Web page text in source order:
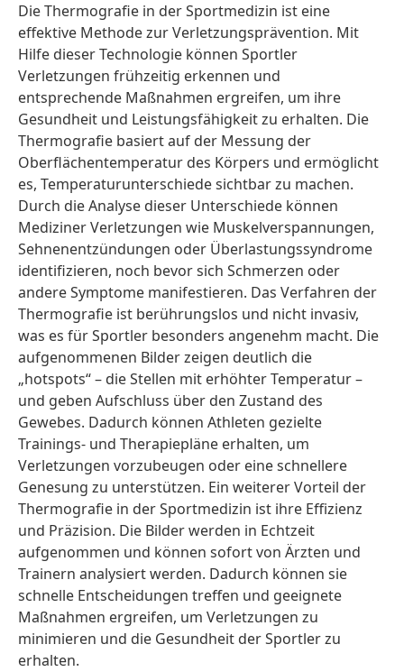
Die Thermografie in der Sportmedizin ist eine
effektive Methode zur Verletzungsprävention. Mit
Hilfe dieser Technologie können Sportler
Verletzungen frühzeitig erkennen und
entsprechende Maßnahmen ergreifen, um ihre
Gesundheit und Leistungsfähigkeit zu erhalten. Die
Thermografie basiert auf der Messung der
Oberflächentemperatur des Körpers und ermöglicht
es, Temperaturunterschiede sichtbar zu machen.
Durch die Analyse dieser Unterschiede können
Mediziner Verletzungen wie Muskelverspannungen,
Sehnenentzündungen oder Überlastungssyndrome
identifizieren, noch bevor sich Schmerzen oder
andere Symptome manifestieren. Das Verfahren der
Thermografie ist berührungslos und nicht invasiv,
was es für Sportler besonders angenehm macht. Die
aufgenommenen Bilder zeigen deutlich die
„hotspots“ – die Stellen mit erhöhter Temperatur –
und geben Aufschluss über den Zustand des
Gewebes. Dadurch können Athleten gezielte
Trainings- und Therapiepläne erhalten, um
Verletzungen vorzubeugen oder eine schnellere
Genesung zu unterstützen. Ein weiterer Vorteil der
Thermografie in der Sportmedizin ist ihre Effizienz
und Präzision. Die Bilder werden in Echtzeit
aufgenommen und können sofort von Ärzten und
Trainern analysiert werden. Dadurch können sie
schnelle Entscheidungen treffen und geeignete
Maßnahmen ergreifen, um Verletzungen zu
minimieren und die Gesundheit der Sportler zu
erhalten.